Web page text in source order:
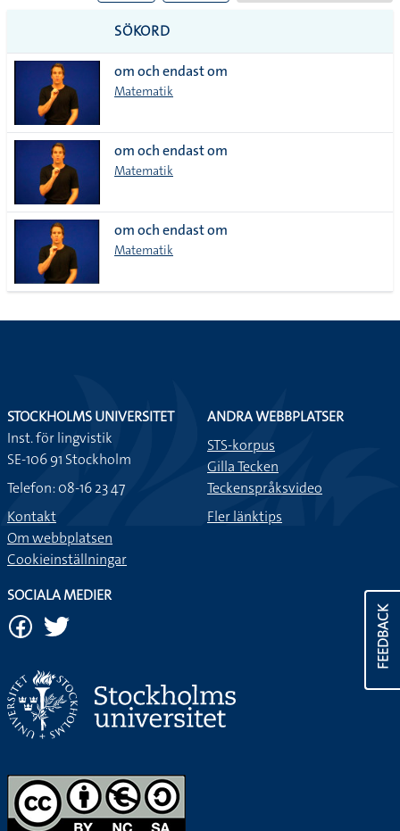
till
alla i
lista
SÖKORD
om och endast om
Matematik
om och endast om
Matematik
om och endast om
Matematik
FEEDBACK
STOCKHOLMS UNIVERSITET
Inst. för lingvistik
SE-106 91 Stockholm
Telefon: 08-16 23 47
Kontakt
Om webbplatsen
Cookieinställningar
ANDRA WEBBPLATSER
STS-korpus
Gilla Tecken
Teckenspråksvideo
Fler länktips
SOCIALA MEDIER